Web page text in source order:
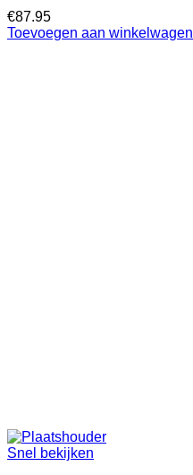
€87.95
Toevoegen aan winkelwagen
Snel bekijken